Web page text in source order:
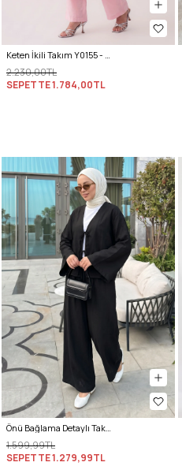
Keten İkili Takım Y0155 - AÇIK PEMBE
2.230,00TL
SEPETTE1.784,00TL
Önü Bağlama Detaylı Takım Y0143 - SİYAH
1.599,99TL
SEPETTE1.279,99TL